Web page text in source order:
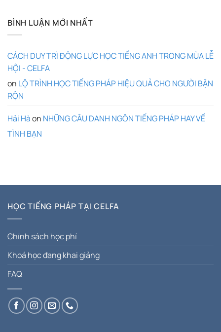
BÌNH LUẬN MỚI NHẤT
CÁCH DUY TRÌ ĐỘNG LỰC HỌC TIẾNG ANH TRONG MÙA LỄ
HỘI - CELFA
on LỘ TRÌNH HỌC TIẾNG PHÁP HIỆU QUẢ CHO NGƯỜI BẬN
RỘN
Hải Hàon NHỮNG CÂU DANH NGÔN TIẾNG PHÁP HAY VỀ
TÌNH BẠN
HỌC TIẾNG PHÁP TẠI CELFA
Chính sách học phí
Khoá học đang khai giảng
FAQ